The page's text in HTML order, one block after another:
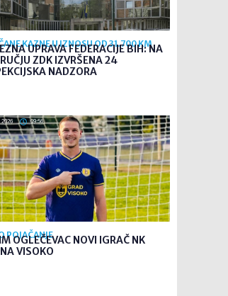
KAZNE U IZNOSU OD 31.700 KM
UPRAVA FEDERACIJE BIH: NA
ZDK IZVRŠENA 24
NADZORA
2026 09:56
POJAČANJE
OGLEČEVAC NOVI IGRAČ NK
VISOKO